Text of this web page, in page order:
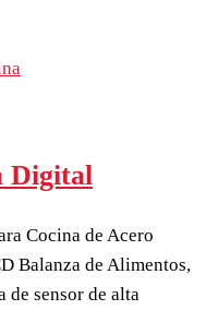
Digital
Cocina de Acero
Balanza de Alimentos,
de sensor de alta